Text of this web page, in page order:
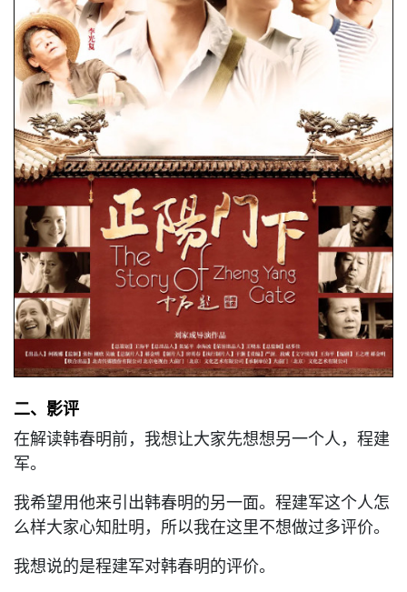
二、影评
在解读韩春明前，我想让大家先想想另一个人，程建
军。
我希望用他来引出韩春明的另一面。程建军这个人怎
么样大家心知肚明，所以我在这里不想做过多评价。
我想说的是程建军对韩春明的评价。